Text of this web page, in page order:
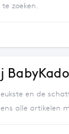
zoeken.
en de
alle artikelen